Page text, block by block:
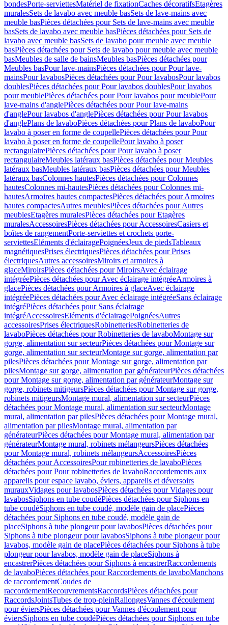
bondesPorte-serviettesMatériel de fixationCaches décoratifsEtagères
muralesSets de lavabo avec meuble basSets de lave-mains avec
meuble basPièces détachées pour Sets de lave-mains avec meuble
basSets de lavabo avec meuble basPièces détachées pour Sets de
lavabo avec meuble basSets de lavabo pour meuble avec meuble
basPièces détachées pour Sets de lavabo pour meuble avec meuble
basMeubles de salle de bainsMeubles basPièces détachées pour
Meubles basPour lave-mainsPièces détachées pour Pour lave-
mainsPour lavabosPièces détachées pour Pour lavabosPour lavabos
doublesPièces détachées pour Pour lavabos doublesPour lavabos
pour meublePièces détachées pour Pour lavabos pour meublePour
lave-mains d'anglePièces détachées pour Pour lave-mains
d'anglePour lavabos d'anglePièces détachées pour Pour lavabos
d'anglePlans de lavaboPièces détachées pour Plans de lavaboPour
lavabo à poser en forme de coupellePièces détachées pour Pour
lavabo à poser en forme de coupellePour lavabo à poser
rectangulairePièces détachées pour Pour lavabo à poser
rectangulaireMeubles latéraux basPièces détachées pour Meubles
latéraux basMeubles latéraux basPièces détachées pour Meubles
latéraux basColonnes hautesPièces détachées pour Colonnes
hautesColonnes mi-hautesPièces détachées pour Colonnes mi-
hautesArmoires hautes compactesPièces détachées pour Armoires
hautes compactesAutres meublesPièces détachées pour Autres
meublesEtagères muralesPièces détachées pour Etagères
muralesAccessoiresPièces détachées pour AccessoiresCasiers et
boîtes de rangementPorte-serviettes et crochets porte-
serviettesEléments d'éclairagePoignéesJeux de piedsTableaux
magnétiquesPrises électriquesPièces détachées pour Prises
électriquesAutres accessoiresMiroirs et armoires à
glaceMiroirsPièces détachées pour MiroirsAvec éclairage
intégréePièces détachées pour Avec éclairage intégréeArmoires à
glacePièces détachées pour Armoires à glaceAvec éclairage
intégréePièces détachées pour Avec éclairage intégréeSans éclairage
intégréPièces détachées pour Sans éclairage
intégréAccessoiresEléments d'éclairagePoignéesAutres
accessoiresPrises électriquesRobinetteriesRobinetteries de
lavaboPièces détachées pour Robinetteries de lavaboMontage sur
gorge, alimentation sur secteurPièces détachées pour Montage sur
gorge, alimentation sur secteurMontage sur gorge, alimentation par
pilesPièces détachées pour Montage sur gorge, alimentation par
pilesMontage sur gorge, alimentation par générateurPièces détachées
pour Montage sur gorge, alimentation par générateurMontage sur
gorge, robinets mitigeursPièces détachées pour Montage sur gorge,
robinets mitigeursMontage mural, alimentation sur secteurPièces
détachées pour Montage mural, alimentation sur secteurMontage
mural, alimentation par pilesPièces détachées pour Montage mural,
alimentation par pilesMontage mural, alimentation par
générateurPièces détachées pour Montage mural, alimentation par
générateurMontage mural, robinets mélangeursPièces détachées
pour Montage mural, robinets mélangeursAccessoiresPièces
détachées pour AccessoiresPour robinetteries de lavaboPièces
détachées pour Pour robinetteries de lavaboRaccordements aux
appareils pour espace lavabo, éviers, appareils et déversoirs
murauxVidages pour lavabosPièces détachées pour Vidages pour
lavabosSiphons en tube coudéPièces détachées pour Siphons en
tube coudéSiphons en tube coudé, modèle gain de placePièces
détachées pour Siphons en tube coudé, modèle gain de
placeSiphons à tube plongeur pour lavabosPièces détachées pour
Siphons à tube plongeur pour lavabosSiphons à tube plongeur pour
lavabos, modèle gain de placePièces détachées pour Siphons à tube
plongeur pour lavabos, modèle gain de placeSiphons à
encastrerPièces détachées pour Siphons à encastrerRaccordements
de lavaboPièces détachées pour Raccordements de lavaboManchons
de raccordementCoudes de
raccordementRecouvrementsRaccordsPièces détachées pour
RaccordsJointsTubes de trop-pleinRallongesVannes d'écoulement
pour éviersPièces détachées pour Vannes d'écoulement pour
éviersSiphons en tube coudéPièces détachées pour Siphons en tube